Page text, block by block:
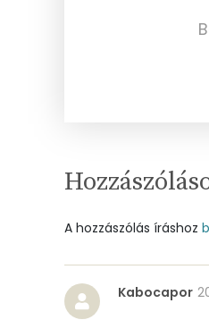
Mangán
Összesen
A hozzászólás íráshoz
Kabocapor